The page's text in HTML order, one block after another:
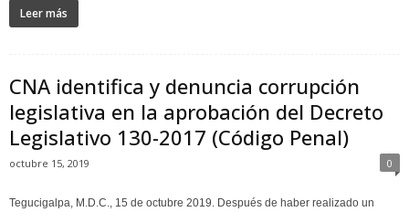
Leer más
CNA identifica y denuncia corrupción
legislativa en la aprobación del Decreto
Legislativo 130-2017 (Código Penal)
octubre 15, 2019 0
Tegucigalpa, M.D.C., 15 de octubre 2019. Después de haber realizado un